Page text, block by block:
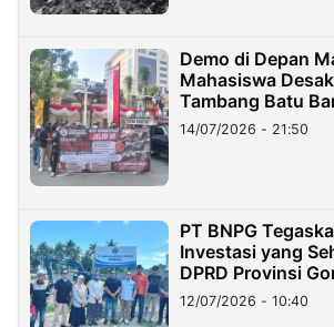
Demo di Depan
Mahasiswa
Tambang Batu
Lampung
14/07/2026 - 21:50
PT BNPG
Investasi yang
DPRD Provinsi
12/07/2026 - 10:40